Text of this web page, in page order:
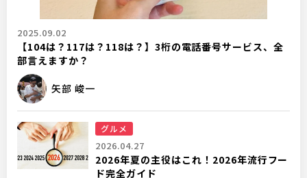
2025.09.02
【104は？117は？118は？】3桁の電話番号サービス、全
部言えますか？
矢部 峻一
グルメ
2026.04.27
2026年夏の主役はこれ！2026年流行フー
ド完全ガイド